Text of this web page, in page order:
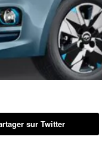
sur Twitter